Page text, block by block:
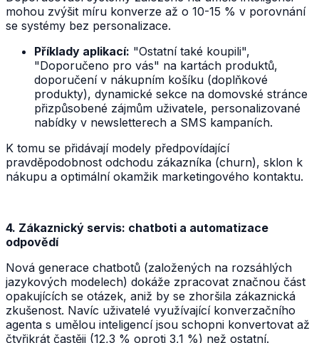
mohou zvýšit míru konverze až o 10-15 % v porovnání
se systémy bez personalizace.
Příklady aplikací: "Ostatní také koupili",
"Doporučeno pro vás" na kartách produktů,
doporučení v nákupním košíku (doplňkové
produkty), dynamické sekce na domovské stránce
přizpůsobené zájmům uživatele, personalizované
nabídky v newsletterech a SMS kampaních.
K tomu se přidávají modely předpovídající
pravděpodobnost odchodu zákazníka (churn), sklon k
nákupu a optimální okamžik marketingového kontaktu.
4. Zákaznický servis: chatboti a automatizace
odpovědí
Nová generace chatbotů (založených na rozsáhlých
jazykových modelech) dokáže zpracovat značnou část
opakujících se otázek, aniž by se zhoršila zákaznická
zkušenost. Navíc uživatelé využívající konverzačního
agenta s umělou inteligencí jsou schopni konvertovat až
čtyřikrát častěji (12,3 % oproti 3,1 %) než ostatní.